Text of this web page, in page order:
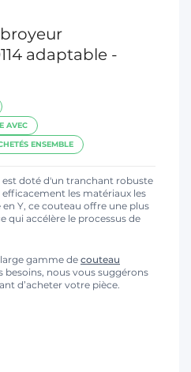
adaptable -
AVEC
ENSEMBLE
doté d'un tranchant robuste
les matériaux les
en Y, ce couteau offre une plus
qui accélère le processus de
gamme de couteau
besoins, nous vous suggérons
d’acheter votre pièce.